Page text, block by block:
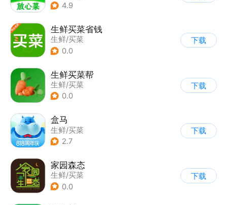
4.9
生鲜买菜省钱
生鲜/买菜
0.0
下载
生鲜买菜帮
生鲜/买菜
0.0
下载
盒马
生鲜/买菜
2.7
下载
家园森态
生鲜/买菜
0.0
下载